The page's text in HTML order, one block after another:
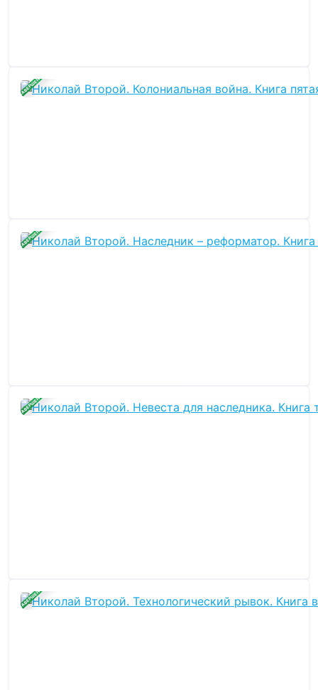
ЗАВЕРШЕНА
ЗАВЕРШЕНА
ЗАВЕРШЕНА
ЗАВЕРШЕНА